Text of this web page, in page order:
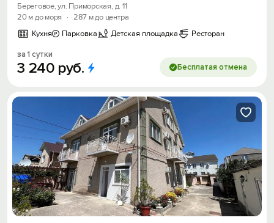
Береговое, ул. Приморская, д. 11
20 м до моря
· 287 м до центра
Кухня
Парковка Детская площадка Ресторан
за 1 сутки
3 240 руб. Бесплатая отмена